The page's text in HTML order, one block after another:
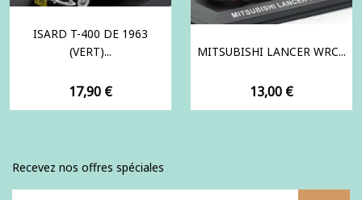
ISARD T-400 DE 1963
(VERT)...
Prix
17,90 €
MITSUBISHI LANCER WRC...
Prix
13,00 €
Recevez nos offres spéciales